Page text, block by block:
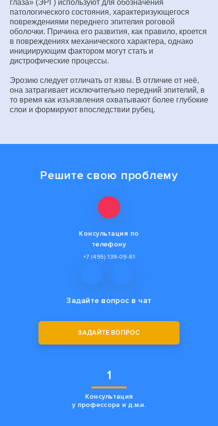
глаза» (ЭРГ) используют для обозначения
патологического состояния, характеризующегося
повреждениями переднего эпителия роговой
оболочки. Причина его развития, как правило, кроется
в повреждениях механического характера, однако
инициирующим фактором могут стать и
дистрофические процессы.
Эрозию следует отличать от язвы. В отличие от неё,
она затрагивает исключительно передний эпителий, в
то время как изъязвления охватывают более глубокие
слои и формируют впоследствии рубец.
Решите свою проблему
Консультация по
телефону
+7 (495) 139-09-81
Задайте вопрос в чат
1
Консультация
у профессора и д.м.н.
ЗАДАЙТЕ ВОПРОС